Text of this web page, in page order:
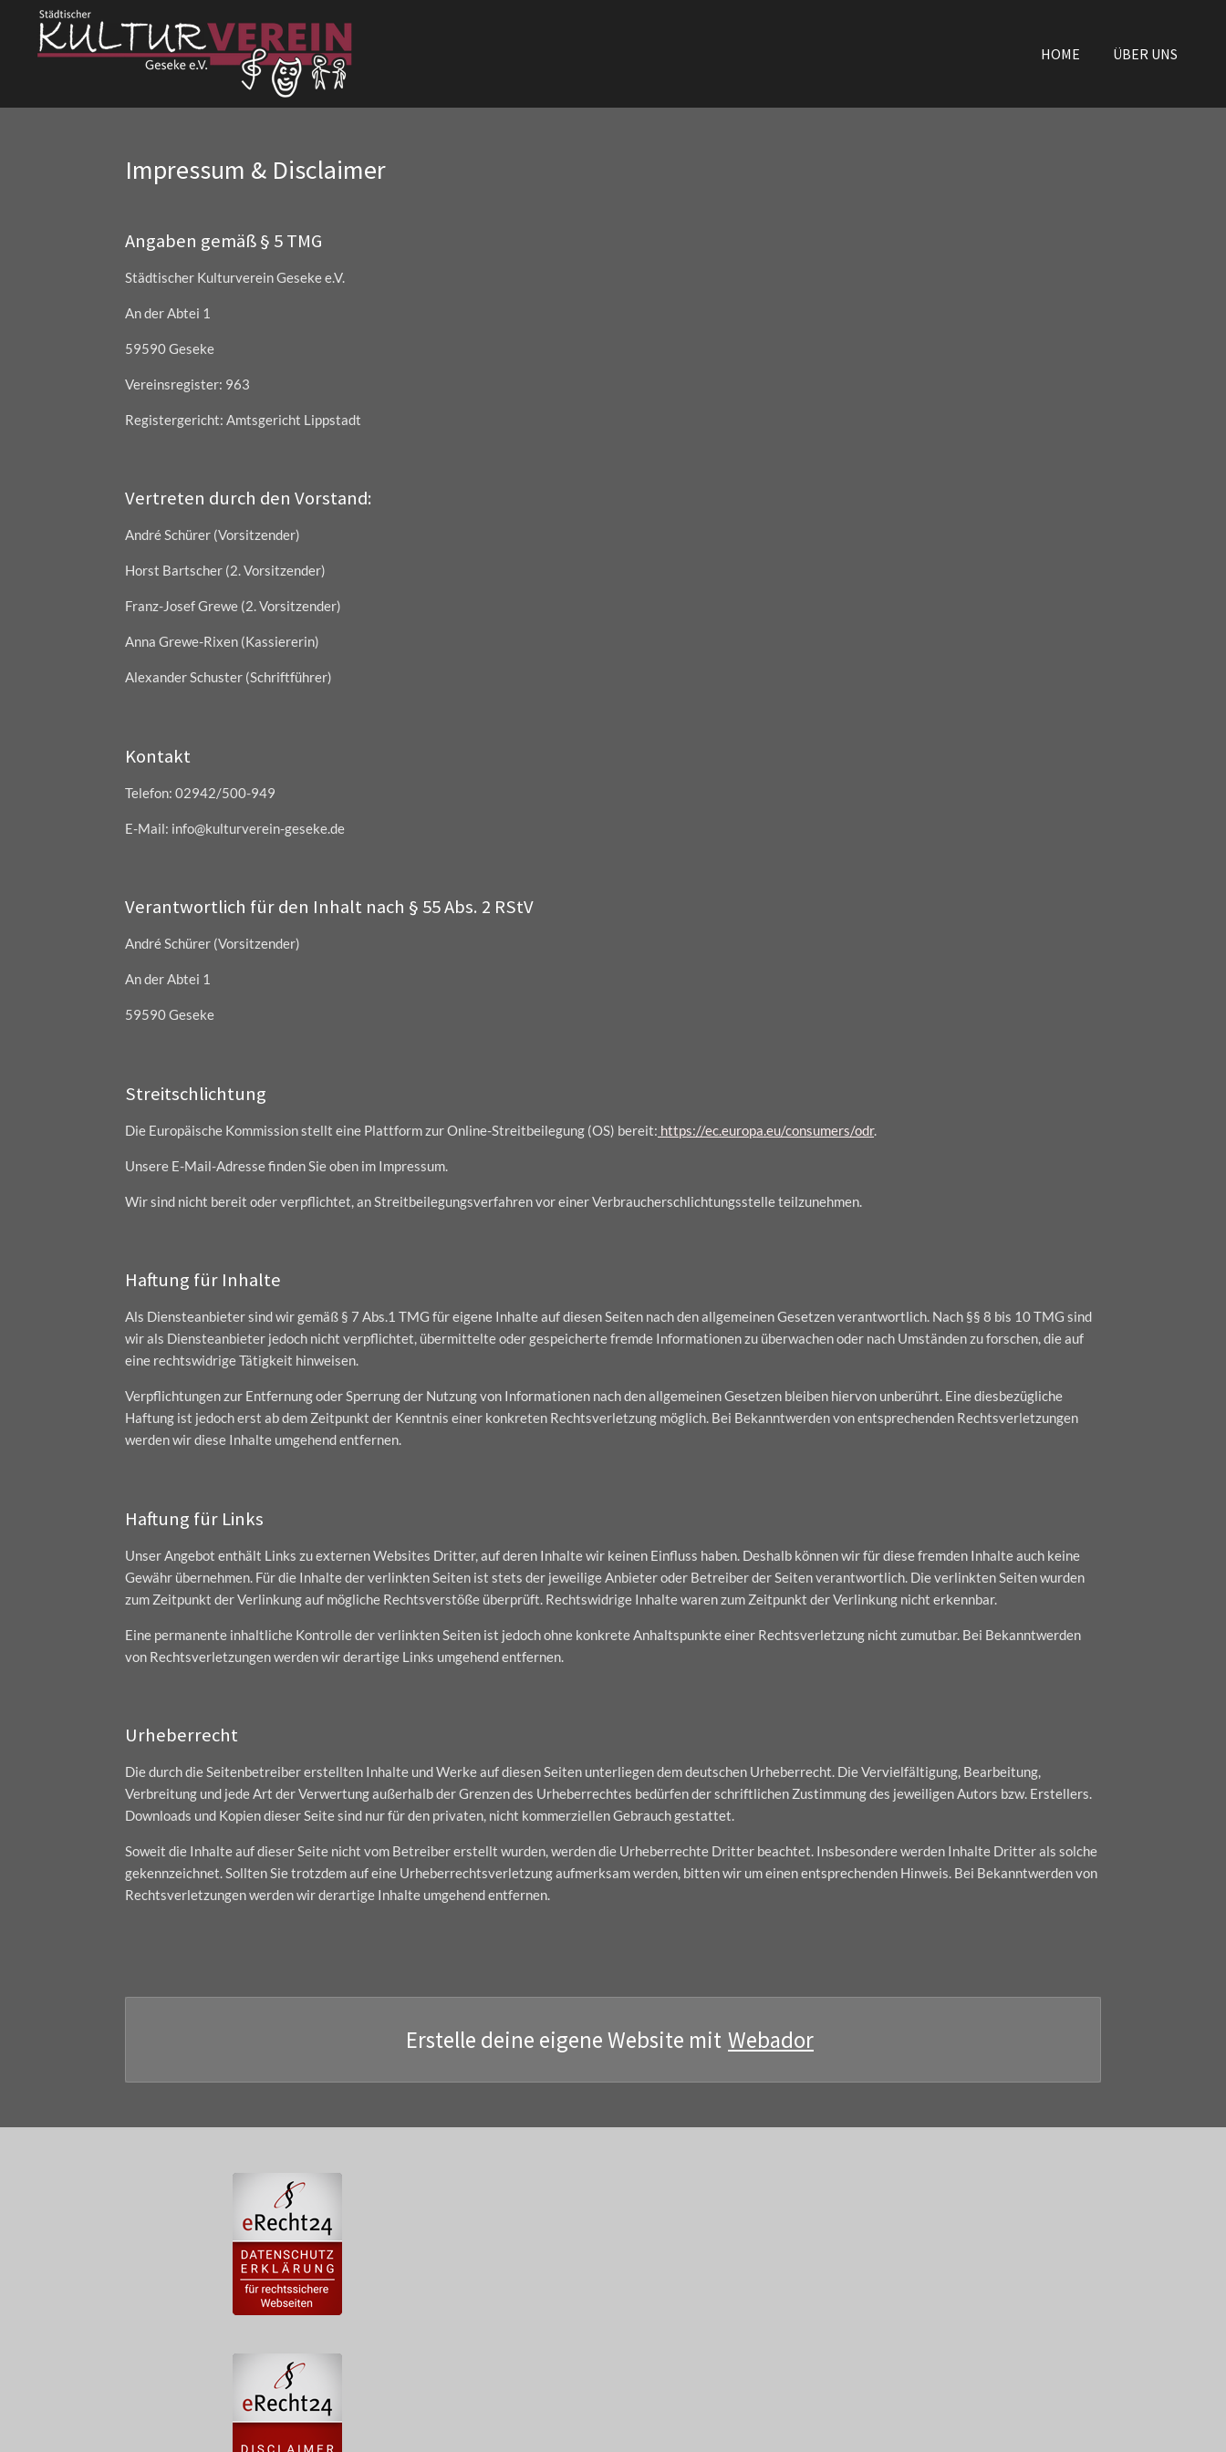
Hauptinhalt
springen
HOME ÜBER UNS
Impressum & Disclaimer
Angaben gemäß § 5 TMG
Städtischer Kulturverein Geseke e.V.
An der Abtei 1
59590 Geseke
Vereinsregister: 963
Registergericht: Amtsgericht Lippstadt
Vertreten durch den Vorstand:
André Schürer (Vorsitzender)
Horst Bartscher (2. Vorsitzender)
Franz-Josef Grewe (2. Vorsitzender)
Anna Grewe-Rixen (Kassiererin)
Alexander Schuster (Schriftführer)
Kontakt
Telefon: 02942/500-949
E-Mail: info@kulturverein-geseke.de
Verantwortlich für den Inhalt nach § 55 Abs. 2 RStV
André Schürer (Vorsitzender)
An der Abtei 1
59590 Geseke
Streitschlichtung
Die Europäische Kommission stellt eine Plattform zur Online-Streitbeilegung (OS) bereit: https://ec.europa.eu/consumers/odr.
Unsere E-Mail-Adresse finden Sie oben im Impressum.
Wir sind nicht bereit oder verpflichtet, an Streitbeilegungsverfahren vor einer Verbraucherschlichtungsstelle teilzunehmen.
Haftung für Inhalte
Als Diensteanbieter sind wir gemäß § 7 Abs.1 TMG für eigene Inhalte auf diesen Seiten nach den allgemeinen Gesetzen verantwortlich. Nach §§ 8 bis 10 TMG sind
wir als Diensteanbieter jedoch nicht verpflichtet, übermittelte oder gespeicherte fremde Informationen zu überwachen oder nach Umständen zu forschen, die auf
eine rechtswidrige Tätigkeit hinweisen.
Verpflichtungen zur Entfernung oder Sperrung der Nutzung von Informationen nach den allgemeinen Gesetzen bleiben hiervon unberührt. Eine diesbezügliche
Haftung ist jedoch erst ab dem Zeitpunkt der Kenntnis einer konkreten Rechtsverletzung möglich. Bei Bekanntwerden von entsprechenden Rechtsverletzungen
werden wir diese Inhalte umgehend entfernen.
Haftung für Links
Unser Angebot enthält Links zu externen Websites Dritter, auf deren Inhalte wir keinen Einfluss haben. Deshalb können wir für diese fremden Inhalte auch keine
Gewähr übernehmen. Für die Inhalte der verlinkten Seiten ist stets der jeweilige Anbieter oder Betreiber der Seiten verantwortlich. Die verlinkten Seiten wurden
zum Zeitpunkt der Verlinkung auf mögliche Rechtsverstöße überprüft. Rechtswidrige Inhalte waren zum Zeitpunkt der Verlinkung nicht erkennbar.
Eine permanente inhaltliche Kontrolle der verlinkten Seiten ist jedoch ohne konkrete Anhaltspunkte einer Rechtsverletzung nicht zumutbar. Bei Bekanntwerden
von Rechtsverletzungen werden wir derartige Links umgehend entfernen.
Urheberrecht
Die durch die Seitenbetreiber erstellten Inhalte und Werke auf diesen Seiten unterliegen dem deutschen Urheberrecht. Die Vervielfältigung, Bearbeitung,
Verbreitung und jede Art der Verwertung außerhalb der Grenzen des Urheberrechtes bedürfen der schriftlichen Zustimmung des jeweiligen Autors bzw. Erstellers.
Downloads und Kopien dieser Seite sind nur für den privaten, nicht kommerziellen Gebrauch gestattet.
Soweit die Inhalte auf dieser Seite nicht vom Betreiber erstellt wurden, werden die Urheberrechte Dritter beachtet. Insbesondere werden Inhalte Dritter als solche
gekennzeichnet. Sollten Sie trotzdem auf eine Urheberrechtsverletzung aufmerksam werden, bitten wir um einen entsprechenden Hinweis. Bei Bekanntwerden von
Rechtsverletzungen werden wir derartige Inhalte umgehend entfernen.
Erstelle deine eigene Website mit Webador